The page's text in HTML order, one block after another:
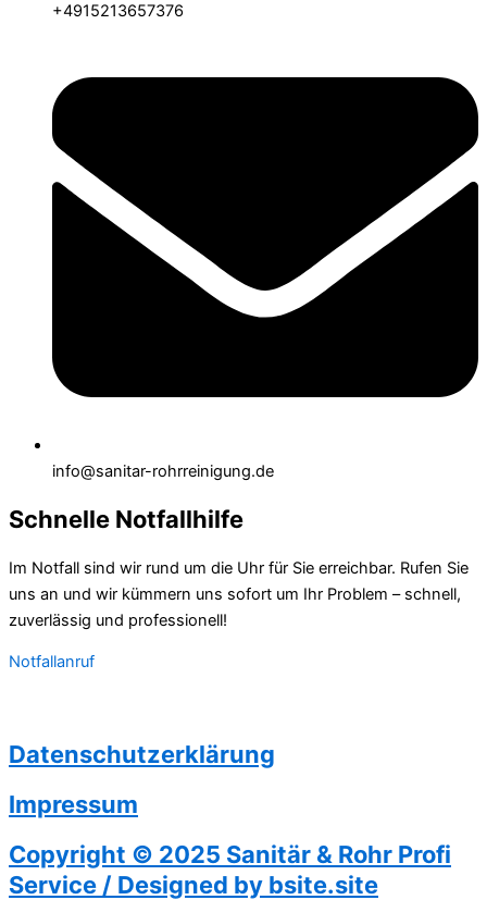
+4915213657376
info@sanitar-rohrreinigung.de
Schnelle Notfallhilfe
Im Notfall sind wir rund um die Uhr für Sie erreichbar. Rufen Sie
uns an und wir kümmern uns sofort um Ihr Problem – schnell,
zuverlässig und professionell!
Notfallanruf
Datenschutzerklärung
Impressum
Copyright © 2025 Sanitär & Rohr Profi
Service / Designed by bsite.site